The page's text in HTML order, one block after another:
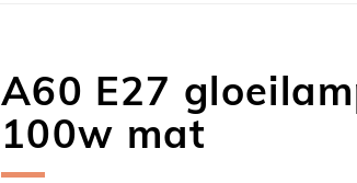
A60 E27
100w mat